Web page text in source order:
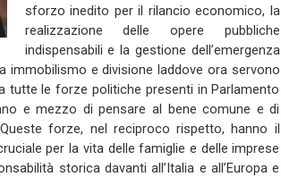
sforzo inedito per il rilancio economico, la
realizzazione delle opere pubbliche
indispensabili e la gestione dell’emergenza
immobilismo e divisione laddove ora servono
tutte le forze politiche presenti in Parlamento
e mezzo di pensare al bene comune e di
forze, nel reciproco rispetto, hanno il
per la vita delle famiglie e delle imprese
storica davanti all’Italia e all’Europa e